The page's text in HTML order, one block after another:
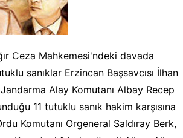
Ceza Mahkemesi'ndeki davada
sanıklar Erzincan Başsavcısı İlhan
Alay Komutanı Albay Recep
11 tutuklu sanık hakim karşısına
Komutanı Orgeneral Saldıray Berk,